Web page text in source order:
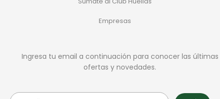
Empresas
Ingresa tu email a continuación para conocer las últimas
ofertas y novedades.